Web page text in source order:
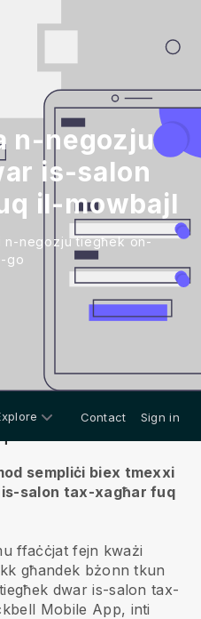
n-negozju
is-salon
il-mowbajl
n-negozju tiegħek on-
go
Contact Sign in
sempliċi biex tmexxi
salon tax-xagħar fuq
ffaċċjat fejn kważi
għandek bżonn tkun
dwar is-salon tax-
Mobile App, inti